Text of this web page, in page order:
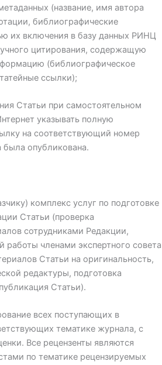
(название, имя автора
библиографические
их включения в базу данных РИНЦ
цитирования, содержащую
(библиографическое
ссылки);
Статьи при самостоятельном
указывать полную
на соответствующий номер
опубликована.
комплекс услуг по подготовке
Статьи (проверка
сотрудниками Редакции,
работы членами экспертного совета
Статьи на оригинальность,
редактуры, подготовка
Статьи).
всех поступающих в
тематике журнала, с
Все рецензенты являются
по тематике рецензируемых